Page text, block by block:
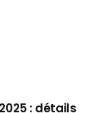
: détails